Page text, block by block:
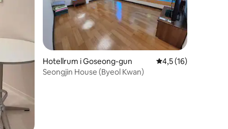
Hotellrum i Goseong-gun 4,5 av 5 i
4,5 (16)
Seongjin House (Byeol Kwan)